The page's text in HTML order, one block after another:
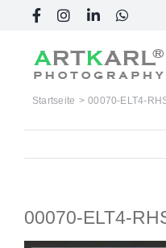
content
FacebookInstagram
LinkedIn
Startseite 00070-ELT4-
00070-ELT4-